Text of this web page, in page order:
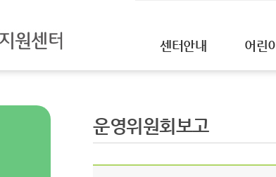
센터안내 어린
운영위원회보고